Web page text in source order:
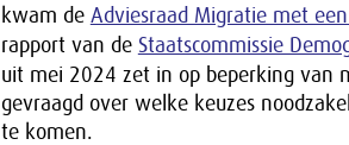
kwam de Adviesraad Migratie met
rapport van de Staatscommissie
uit mei 2024 zet in op beperking van
gevraagd over welke keuzes
te komen.